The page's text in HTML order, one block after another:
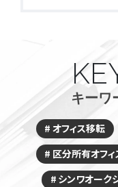
キーワ
オフィス移転
区分所有オフィ
シンワオーク